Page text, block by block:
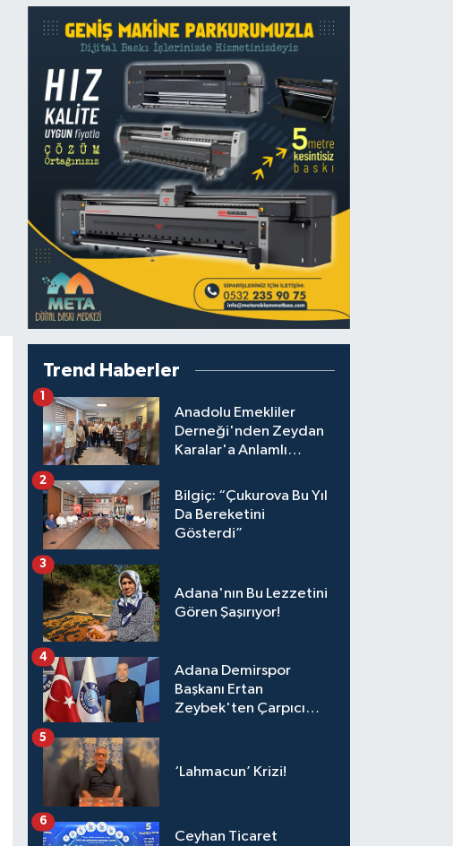
Trend Haberler
Anadolu Emekliler
Derneği'nden Zeydan
Karalar'a Anlamlı
1
Bilgiç: “Çukurova Bu Yıl
Da Bereketini
Gösterdi”
2
Adana'nın Bu Lezzetini
Gören Şaşırıyor!
3
Adana Demirspor
Başkanı Ertan
Zeybek'ten Çarpıcı
Sürer"
4
‘Lahmacun’ Krizi!
5
Ceyhan Ticaret
6